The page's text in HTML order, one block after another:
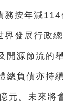
務按年減
界發展行政
開源節流的
總負債亦持
元。未來將